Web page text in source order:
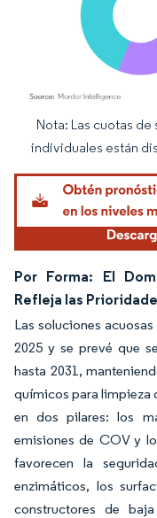
Imagen © Mordor
Nota: Las cuotas
individuales están
Por Forma: El
Refleja las
Las soluciones
2025 y se prevé que
hasta 2031,
químicos para limpieza
en dos pilares: los
emisiones de COV y
favorecen la
enzimáticos, los
constructores de